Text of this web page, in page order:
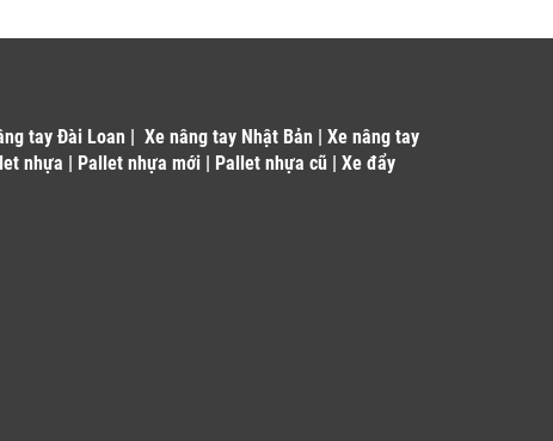
tay Đài Loan Xe nâng tay Nhật Bản
Xe nâng tay
nhựa Pallet nhựa mới Pallet nhựa cũ
Xe đẩy